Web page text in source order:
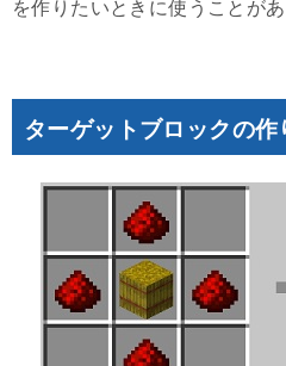
を作りたいときに使うことが
ターゲットブロックの作